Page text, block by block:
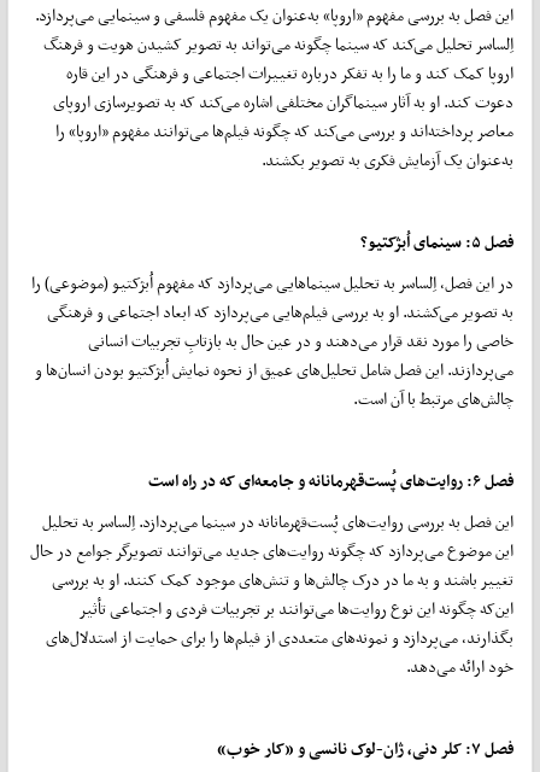
این فصل به بررسی مفهوم «اروپا» به‌عنوان یک مفهوم فلسفی و سینمایی می‌پردازد.
اِلساسر تحلیل می‌کند که سینما چگونه می‌تواند به تصویر کشیدن هویت و فرهنگ
اروپا کمک کند و ما را به تفکر درباره‌ تغییرات اجتماعی و فرهنگی در این قاره
دعوت کند. او به آثار سینماگران مختلفی اشاره می‌کند که به تصویرسازی اروپای
معاصر پرداخته‌اند و بررسی می‌کند که چگونه فیلم‌ها می‌توانند مفهوم «اروپا» را
به‌عنوان یک آزمایش فکری به تصویر بکشند.
فصل۵: سینمای اُبژکتیو؟
در این فصل، اِلساسر به تحلیل سینماهایی می‌پردازد که مفهوم اُبژکتیو (موضوعی) را
به تصویر می‌کشند. او به بررسی فیلم‌هایی می‌پردازد که ابعاد اجتماعی و فرهنگی
خاصی را مورد نقد قرار می‌دهند و در عین حال به بازتابِ تجربیات انسانی
می‌پردازند. این فصل شامل تحلیل‌های عمیق از نحوه‌ نمایش اُبژکتیو بودن انسان‌ها و
چالش‌های مرتبط با آن است.
فصل۶: روایت‌های پُست‌قهرمانانه و جامعه‌ای که در راه است
این فصل به بررسی روایت‌های پُست‌قهرمانانه در سینما می‌پردازد. اِلساسر به تحلیل
این موضوع می‌پردازد که چگونه روایت‌های جدید می‌توانند تصویرگر جوامع در حال
تغییر باشند و به ما در درک چالش‌ها و تنش‌های موجود کمک کنند. او به بررسی
این‌که چگونه این نوع روایت‌ها می‌توانند بر تجربیات فردی و اجتماعی تأثیر
بگذارند، می‌پردازد و نمونه‌های متعددی از فیلم‌ها را برای حمایت از استدلال‌های
خود ارائه می‌دهد.
فصل۷: کلر دنی، ژان-لوک نانسی و «کار خوب»